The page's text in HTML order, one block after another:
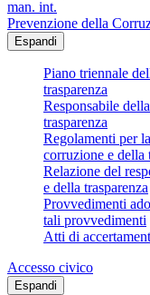
man. int.
Prevenzione della
Espandi
Piano triennale
trasparenza
Responsabile
trasparenza
Regolamenti per
corruzione e della
Relazione del
e della trasparenza
Provvedimenti
tali provvedimenti
Atti di
Accesso civico
Espandi